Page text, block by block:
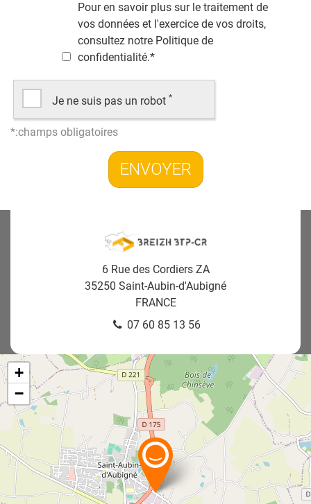
Pour en savoir plus sur le traitement de
vos données et l'exercice de vos droits,
consultez notre Politique de
confidentialité.*
Je ne suis pas un robot *
6 Rue des Cordiers ZA
35250 Saint-Aubin-d'Aubigné
FRANCE
07 60 85 13 56
+
−